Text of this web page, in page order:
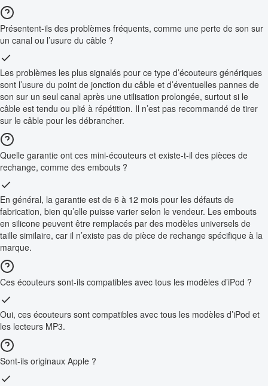
Présentent-ils des problèmes fréquents, comme une perte de son sur
un canal ou l’usure du câble ?
Les problèmes les plus signalés pour ce type d’écouteurs génériques
sont l’usure du point de jonction du câble et d’éventuelles pannes de
son sur un seul canal après une utilisation prolongée, surtout si le
câble est tendu ou plié à répétition. Il n’est pas recommandé de tirer
sur le câble pour les débrancher.
Quelle garantie ont ces mini-écouteurs et existe-t-il des pièces de
rechange, comme des embouts ?
En général, la garantie est de 6 à 12 mois pour les défauts de
fabrication, bien qu’elle puisse varier selon le vendeur. Les embouts
en silicone peuvent être remplacés par des modèles universels de
taille similaire, car il n’existe pas de pièce de rechange spécifique à la
marque.
Ces écouteurs sont-ils compatibles avec tous les modèles d’iPod ?
Oui, ces écouteurs sont compatibles avec tous les modèles d’iPod et
les lecteurs MP3.
Sont-ils originaux Apple ?